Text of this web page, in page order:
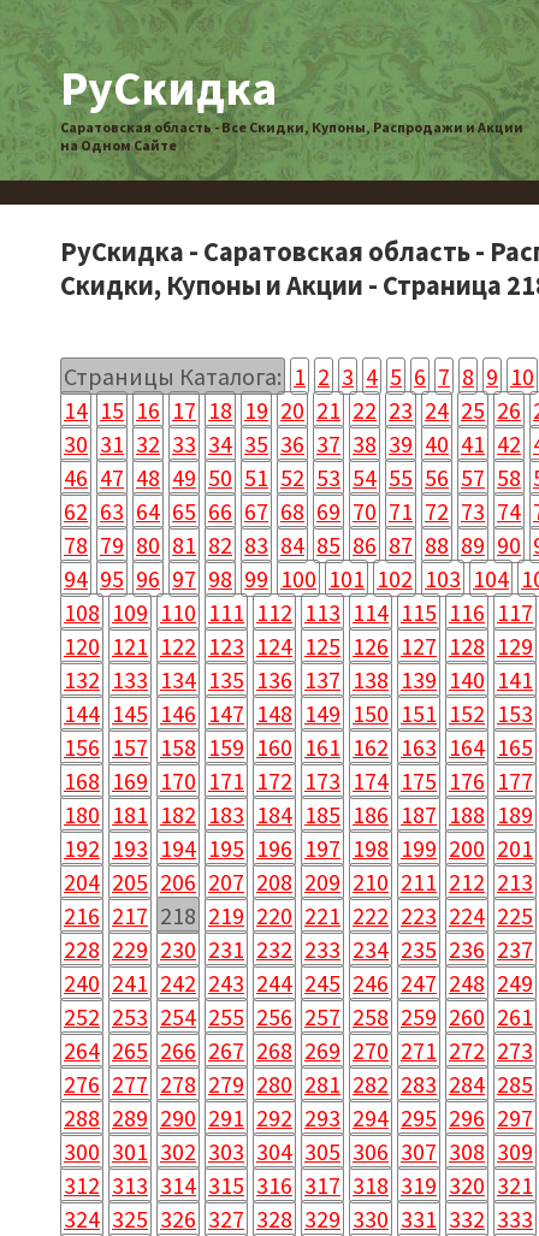
РуСкидка
Саратовская область - Все Скидки, Купоны, Распродажи и Акции
на Одном Сайте
РуСкидка - Саратовская область -
Скидки, Купоны и Акции - Страница
Страницы Каталога: 1 2 3 4 5 6 7 8 9 10
14 15 16 17 18 19 20 21 22 23 24 25 26
30 31 32 33 34 35 36 37 38 39 40 41 42
46 47 48 49 50 51 52 53 54 55 56 57 58
62 63 64 65 66 67 68 69 70 71 72 73 74
78 79 80 81 82 83 84 85 86 87 88 89 90
94 95 96 97 98 99 100 101 102 103 104
108 109 110 111 112 113 114 115 116 117
120 121 122 123 124 125 126 127 128 129
132 133 134 135 136 137 138 139 140 141
144 145 146 147 148 149 150 151 152 153
156 157 158 159 160 161 162 163 164 165
168 169 170 171 172 173 174 175 176 177
180 181 182 183 184 185 186 187 188 189
192 193 194 195 196 197 198 199 200 201
204 205 206 207 208 209 210 211 212 213
216 217 218 219 220 221 222 223 224 225
228 229 230 231 232 233 234 235 236 237
240 241 242 243 244 245 246 247 248 249
252 253 254 255 256 257 258 259 260 261
264 265 266 267 268 269 270 271 272 273
276 277 278 279 280 281 282 283 284 285
288 289 290 291 292 293 294 295 296 297
300 301 302 303 304 305 306 307 308 309
312 313 314 315 316 317 318 319 320 321
324 325 326 327 328 329 330 331 332 333